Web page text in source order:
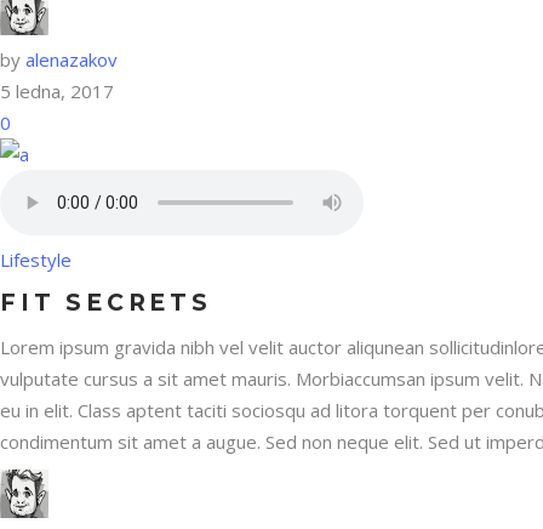
by alenazakov
5 ledna, 2017
0
Lifestyle
FIT SECRETS
Lorem ipsum gravida nibh vel velit auctor aliqunean
vulputate cursus a sit amet mauris. Morbiaccumsan ipsum velit.
eu in elit. Class aptent taciti sociosqu ad litora torquent per
condimentum sit amet a augue. Sed non neque elit. Sed ut